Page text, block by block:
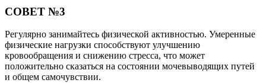
СОВЕТ №3
Регулярно занимайтесь физической активностью. Умеренные
физические нагрузки способствуют улучшению
кровообращения и снижению стресса, что может
положительно сказаться на состоянии мочевыводящих путей
и общем самочувствии.